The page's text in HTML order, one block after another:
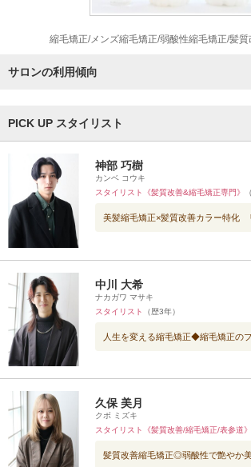
縮毛矯正/メンズ縮毛矯正/弱酸性縮毛矯正/髪質
サロンの利用傾向
PICK UP スタイリスト
神部 巧樹
カンベ コウキ
スタイリスト《髪質改善&縮毛矯正専門》
美髪縮毛矯正×髪質改善カラー特化
中川 大希
ナカガワ マサキ
スタイリスト
（歴3年）
人生を変える縮毛矯正◆縮毛矯正の
久保 美月
クボ ミズキ
スタイリスト《髪質改善/縮毛矯正/表参道》
髪質改善縮毛矯正◎弱酸性で艶やか